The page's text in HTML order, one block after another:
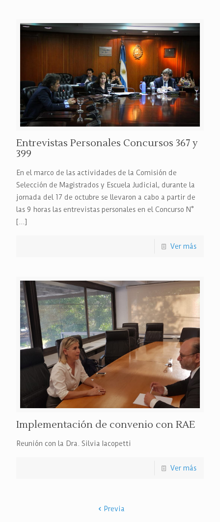
Entrevistas Personales Concursos 367 y
399
En el marco de las actividades de la Comisión de
Selección de Magistrados y Escuela Judicial, durante la
jornada del 17 de octubre se llevaron a cabo a partir de
las 9 horas las entrevistas personales en el Concurso N°
[…]
Ver más
Implementación de convenio con RAE
Reunión con la Dra. Silvia Iacopetti
Ver más
Previa